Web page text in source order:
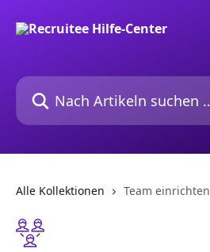
Nach Artikeln suchen …
Alle Kollektionen Team einrichten